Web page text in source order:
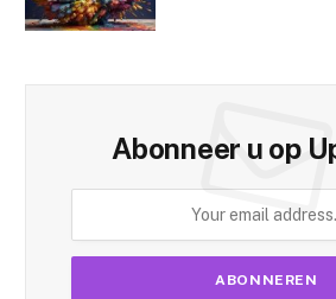
Abonneer u op